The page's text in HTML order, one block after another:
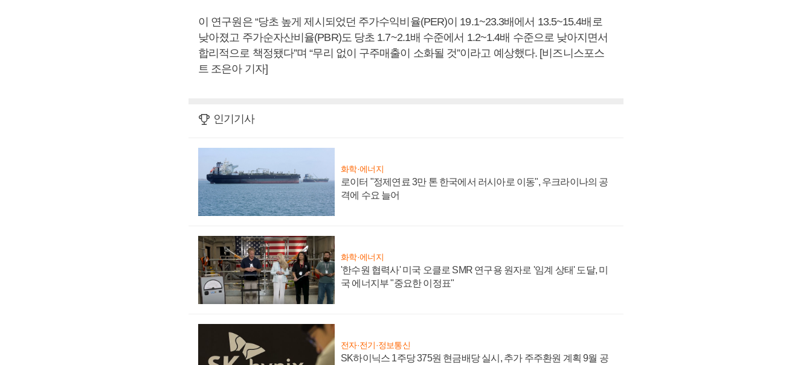
이 연구원은 “당초 높게 제시되었던 주가수익비율(PER)이 19.1~23.3배에서 13.5~15.4배로
낮아졌고 주가순자산비율(PBR)도 당초 1.7~2.1배 수준에서 1.2~1.4배 수준으로 낮아지면서
합리적으로 책정됐다”며 “무리 없이 구주매출이 소화될 것”이라고 예상했다. [비즈니스포스
트 조은아 기자]
인기기사
화학·에너지
로이터 "정제연료 3만 톤 한국에서 러시아로 이동", 우크라이나의 공
격에 수요 늘어
화학·에너지
'한수원 협력사' 미국 오클로 SMR 연구용 원자로 '임계 상태' 도달, 미
국 에너지부 "중요한 이정표"
전자·전기·정보통신
SK하이닉스 1주당 375원 현금배당 실시, 추가 주주환원 계획 9월 공